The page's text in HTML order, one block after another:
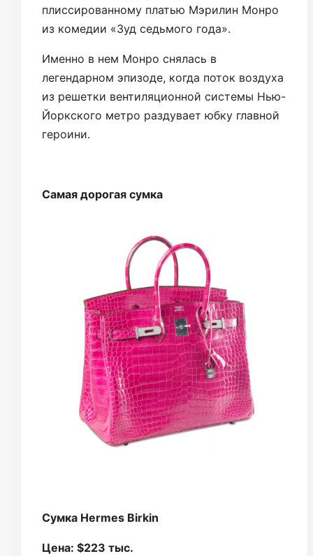
плиссированному платью Мэрилин Монро
из комедии «Зуд седьмого года».
Именно в нем Монро снялась в
легендарном эпизоде, когда поток воздуха
из решетки вентиляционной системы Нью-
Йоркского метро раздувает юбку главной
героини.
Самая дорогая сумка
Сумка Hermes Birkin
Цена: $223 тыс.